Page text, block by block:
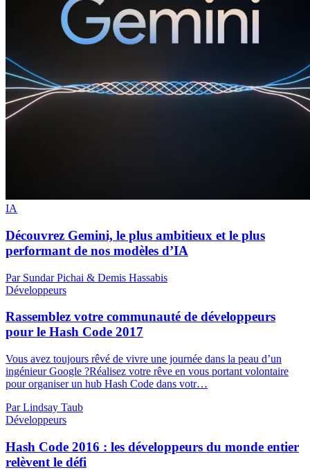
IA
Découvrez Gemini, le plus ambitieux et le plus
performant de nos modèles d’IA
Par Sundar Pichai & Demis Hassabis
Développeurs
Rassemblez votre communauté de développeurs
pour le Hash Code 2017
Vous avez toujours rêvé de vivre une journée dans la peau d’un
ingénieur Google ?Réalisez votre rêve en vous portant volontaire
pour organiser un hub Hash Code dans votr…
Par Lindsay Taub
Développeurs
Hash Code 2016 : les développeurs du monde entier
relèvent le défi